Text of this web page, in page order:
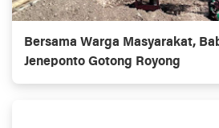
Bersama Warga Masyarakat,
Jeneponto Gotong Royong